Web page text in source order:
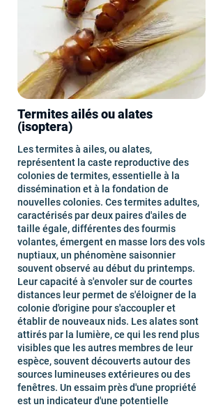
Termites ailés ou alates
(isoptera)
Les termites à ailes, ou alates,
représentent la caste reproductive des
colonies de termites, essentielle à la
dissémination et à la fondation de
nouvelles colonies. Ces termites adultes,
caractérisés par deux paires d'ailes de
taille égale, différentes des fourmis
volantes, émergent en masse lors des vols
nuptiaux, un phénomène saisonnier
souvent observé au début du printemps.
Leur capacité à s'envoler sur de courtes
distances leur permet de s'éloigner de la
colonie d'origine pour s'accoupler et
établir de nouveaux nids. Les alates sont
attirés par la lumière, ce qui les rend plus
visibles que les autres membres de leur
espèce, souvent découverts autour des
sources lumineuses extérieures ou des
fenêtres. Un essaim près d'une propriété
est un indicateur d'une potentielle